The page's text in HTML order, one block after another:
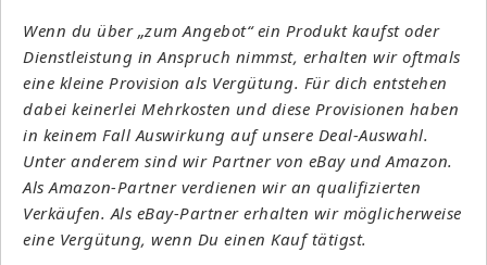
Wenn du über „zum Angebot“ ein Produkt kaufst oder
Dienstleistung in Anspruch nimmst, erhalten wir oftmals
eine kleine Provision als Vergütung. Für dich entstehen
dabei keinerlei Mehrkosten und diese Provisionen haben
in keinem Fall Auswirkung auf unsere Deal-Auswahl.
Unter anderem sind wir Partner von eBay und Amazon.
Als Amazon-Partner verdienen wir an qualifizierten
Verkäufen. Als eBay-Partner erhalten wir möglicherweise
eine Vergütung, wenn Du einen Kauf tätigst.